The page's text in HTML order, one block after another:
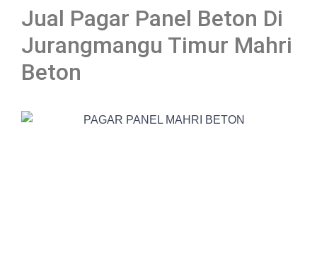
Jual Pagar Panel Beton Di
Jurangmangu Timur Mahri
Beton